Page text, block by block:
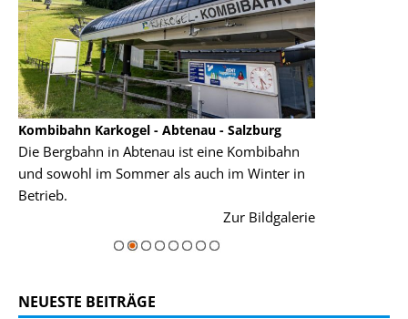
Kombibahn Karkogel - Abtenau - Salzburg
Die Bergbahn in Abtenau ist eine Kombibahn
und sowohl im Sommer als auch im Winter in
Betrieb.
Zur Bildgalerie
NEUESTE BEITRÄGE